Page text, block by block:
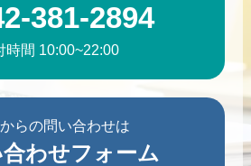
381-2894
時間 10:00~22:00
らの問い合わせは
わせフォーム